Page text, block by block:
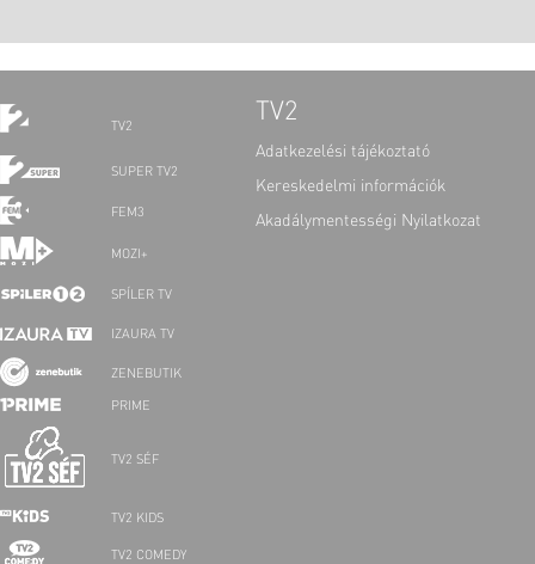
TV2
SUPER TV2
FEM3
MOZI+
SPÍLER TV
IZAURA TV
ZENEBUTIK
PRIME
TV2 SÉF
TV2 KIDS
TV2 COMEDY
TV2
Adatkezelési tájékoztató
Kereskedelmi információk
Akadálymentességi Nyilatkozat